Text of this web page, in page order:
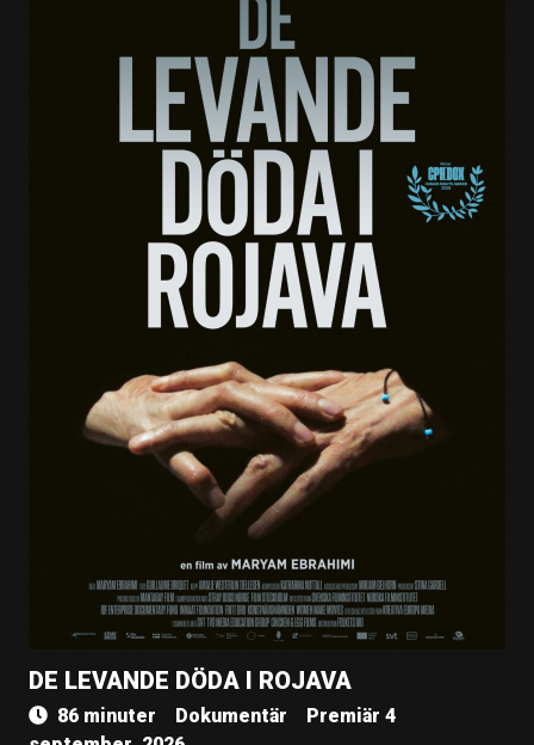
DE LEVANDE DÖDA I ROJAVA
86 minuter Dokumentär
Premiär 4